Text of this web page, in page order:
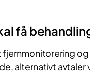
få
fjernmonitorering
alternativt avtaler